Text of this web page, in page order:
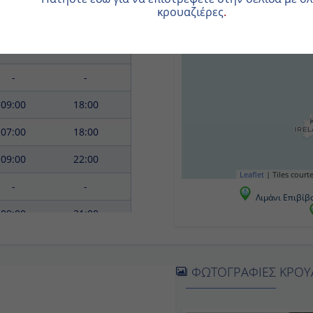
- -
09:00 18:00
07:00 18:00
09:00 22:00
- -
09:00 21:00
- -
Tiles
Λιμάνι